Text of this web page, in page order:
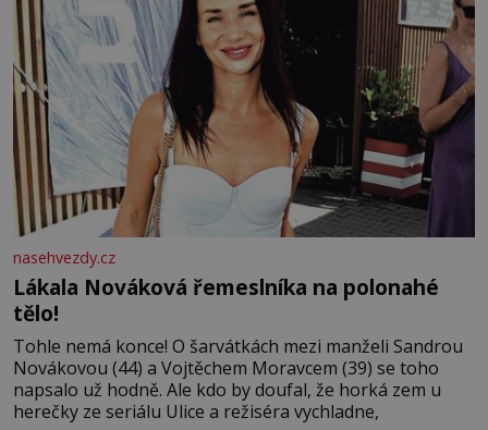
nasehvezdy.cz
Lákala Nováková řemeslníka na polonahé
tělo!
Tohle nemá konce! O šarvátkách mezi manželi Sandrou
Novákovou (44) a Vojtěchem Moravcem (39) se toho
napsalo už hodně. Ale kdo by doufal, že horká zem u
herečky ze seriálu Ulice a režiséra vychladne,